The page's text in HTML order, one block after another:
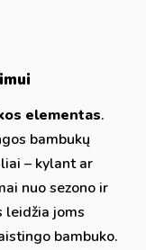
elementas.
bambukų
– kylant ar
nuo sezono ir
leidžia joms
bambuko.